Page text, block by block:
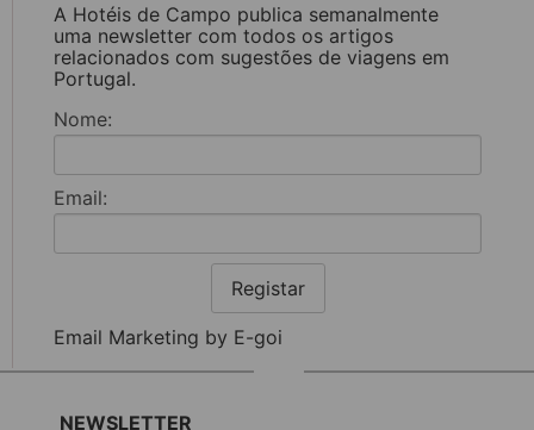
A Hotéis de Campo publica semanalmente
uma newsletter com todos os artigos
relacionados com sugestões de viagens em
Portugal.
Nome:
Email:
Registar
Email Marketing by E-goi
NEWSLETTER